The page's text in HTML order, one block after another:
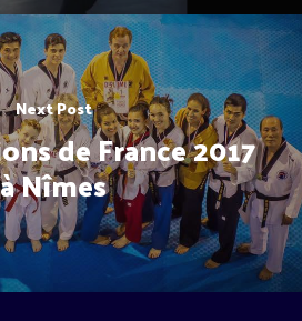
Next Post
de France 2017
à Nîmes
Biographie
Palmarès
Pande Dolyeu Tchagui
Actualités
Histoire en Image
Stage
Album de Voyages
Dojang/Club
Horaires et plan
Inscription enfants et
Vie du club
Taekwondo
Lexique
Poomsés
Photos
Presse
Seoul National
Français
Français
English